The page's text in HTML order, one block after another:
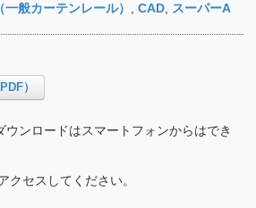
般カーテンレール） CAD スーパーA
）
ウンロードはスマートフォンからはでき
クセスしてください。